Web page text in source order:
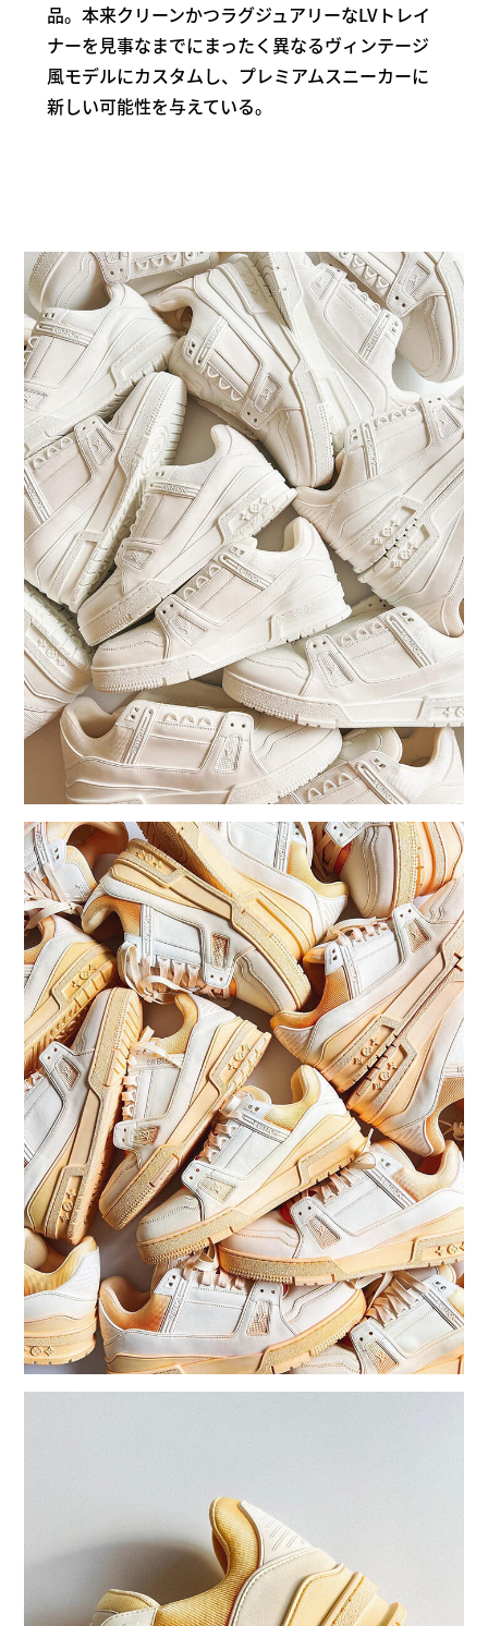
品。本来クリーンかつラグジュアリーなLVトレイ
ナーを見事なまでにまったく異なるヴィンテージ
風モデルにカスタムし、プレミアムスニーカーに
新しい可能性を与えている。